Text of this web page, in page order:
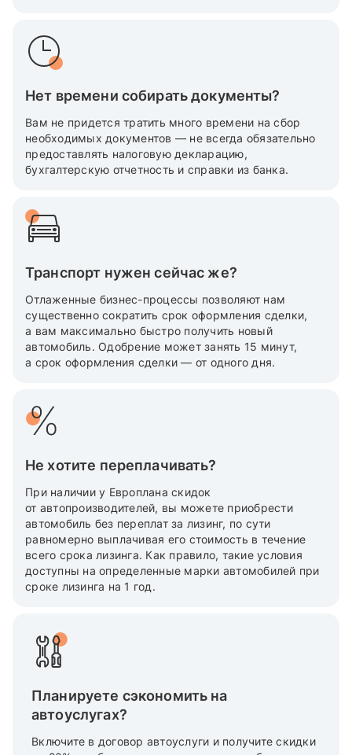
Нет времени собирать документы?
Вам не придется тратить много времени на сбор
необходимых документов — не всегда обязательно
предоставлять налоговую декларацию,
бухгалтерскую отчетность и справки из банка.
Транспорт нужен сейчас же?
Отлаженные бизнес-процессы позволяют нам
существенно сократить срок оформления сделки,
а вам максимально быстро получить новый
автомобиль. Одобрение может занять 15 минут,
а срок оформления сделки — от одного дня.
Не хотите переплачивать?
При наличии у Европлана скидок
от автопроизводителей, вы можете приобрести
автомобиль без переплат за лизинг, по сути
равномерно выплачивая его стоимость в течение
всего срока лизинга. Как правило, такие условия
доступны на определенные марки автомобилей при
сроке лизинга на 1 год.
Планируете сэкономить на
автоуслугах?
Включите в договор автоуслуги и получите скидки